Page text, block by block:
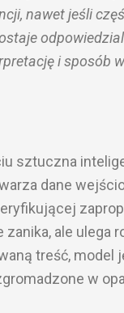
nawet jeśli
i sposób
sztuczna
dane
zanika, ale ulega
treść, model
w